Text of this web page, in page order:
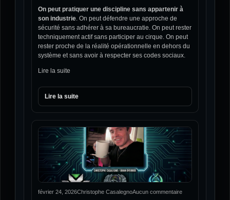
On peut pratiquer une discipline sans appartenir à
son industrie. On peut défendre une approche de
sécurité sans adhérer à sa bureaucratie. On peut rester
techniquement actif sans participer au cirque. On peut
rester proche de la réalité opérationnelle en dehors du
système et sans avoir à respecter ses codes sociaux.
Lire la suite
Lire la suite
février 24, 2026Christophe CasalegnoAucun commentaire